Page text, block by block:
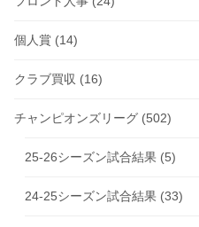
個人賞 (14)
クラブ買収 (16)
チャンピオンズリーグ (502)
25-26シーズン試合結果 (5)
24-25シーズン試合結果 (33)